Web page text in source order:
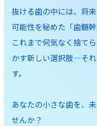
抜ける歯の中には、将
可能性を秘めた「歯髄
これまで何気なく捨て
かす新しい選択肢―そ
す。
あなたの小さな歯を、
せんか？